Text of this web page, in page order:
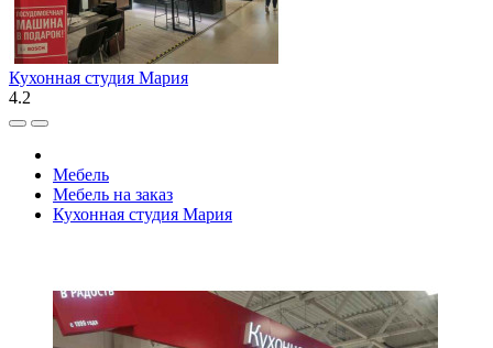
Кухонная студия Мария
4.2
Мебель
Мебель на заказ
Кухонная студия Мария